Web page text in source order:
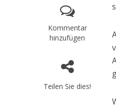
Kommentar
hinzufügen
Teilen Sie dies!